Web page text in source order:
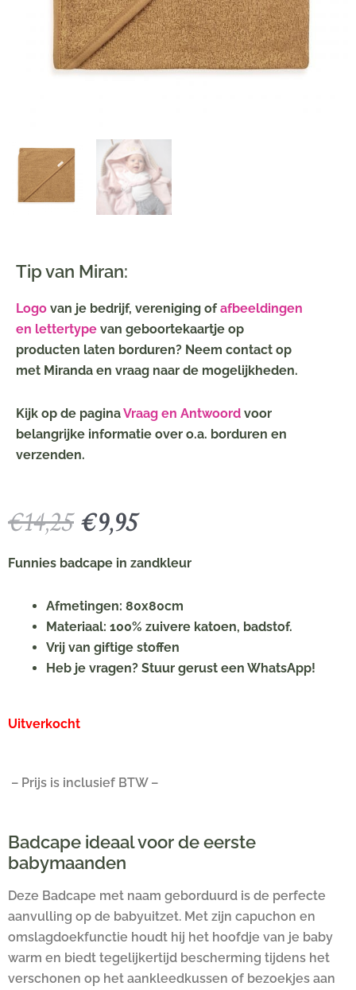
Tip van Miran:
Logo van je bedrijf, vereniging ofafbeeldingen
en lettertype van geboortekaartje op
producten laten borduren? Neem contact op
met Miranda en vraag naar de mogelijkheden.
Kijk op de paginaVraag en Antwoord voor
belangrijke informatie over o.a. borduren en
verzenden.
€14,25Oorspronkelijke
prijs
was:
€14,25.
€9,95Huidige
is:
Funnies badcape in zandkleur
Afmetingen: 80x80cm
Materiaal: 100% zuivere katoen, badstof.
Vrij van giftige stoffen
Heb je vragen? Stuur gerust een WhatsApp!
Uitverkocht
– Prijs is inclusief BTW –
Badcape ideaal voor de eerste
babymaanden
Deze Badcape met naam geborduurd is de perfecte
aanvulling op de babyuitzet. Met zijn capuchon en
omslagdoekfunctie houdt hij het hoofdje van je baby
warm en biedt tegelijkertijd bescherming tijdens het
verschonen op het aankleedkussen of bezoekjes aan